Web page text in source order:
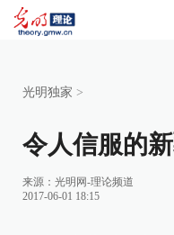
光明独家 >
令人信服的
来源： 光明网-理论频道
2017-06-01 18:15